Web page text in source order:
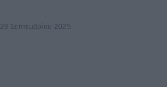
29 Σεπτεμβρίου 2025